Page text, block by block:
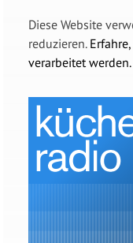
Diese Website
reduzieren.
verarbeitet werden.